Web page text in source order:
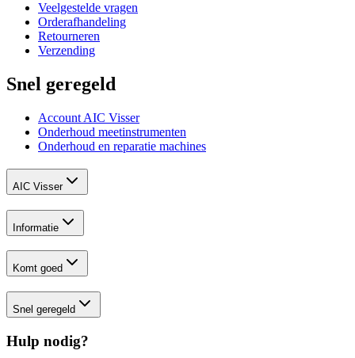
Veelgestelde vragen
Orderafhandeling
Retourneren
Verzending
Snel geregeld
Account AIC Visser
Onderhoud meetinstrumenten
Onderhoud en reparatie machines
AIC Visser
Informatie
Komt goed
Snel geregeld
Hulp nodig?